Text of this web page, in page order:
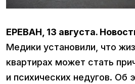
ЕРЕВАН, 13 августа.
Медики установили, что
квартирах может стать
и психических недугов. Об